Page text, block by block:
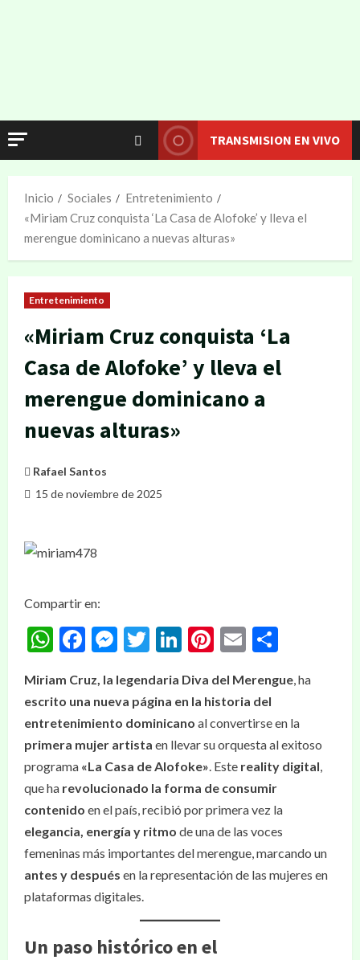
TRANSMISION EN VIVO
Inicio Sociales
Entretenimiento
«Miriam Cruz conquista ‘La Casa de Alofoke’ y lleva el
merengue dominicano a nuevas alturas»
Entretenimiento
«Miriam Cruz conquista ‘La
Casa de Alofoke’ y lleva el
merengue dominicano a
nuevas alturas»
Rafael Santos
15 de noviembre de 2025
Compartir en:
WhatsApp
Facebook
Messenger
Twitter
LinkedIn
Pinterest
Email
Miriam Cruz, la legendaria Diva del Merengue, ha
escrito una nueva página en la historia del
entretenimiento dominicano al convertirse en la
primera mujer artista en llevar su orquesta al exitoso
programa «La Casa de Alofoke». Este reality digital,
que ha revolucionado la forma de consumir
contenido en el país, recibió por primera vez la
elegancia, energía y ritmo de una de las voces
femeninas más importantes del merengue, marcando un
antes y después en la representación de las mujeres en
plataformas digitales.
Un paso histórico en el